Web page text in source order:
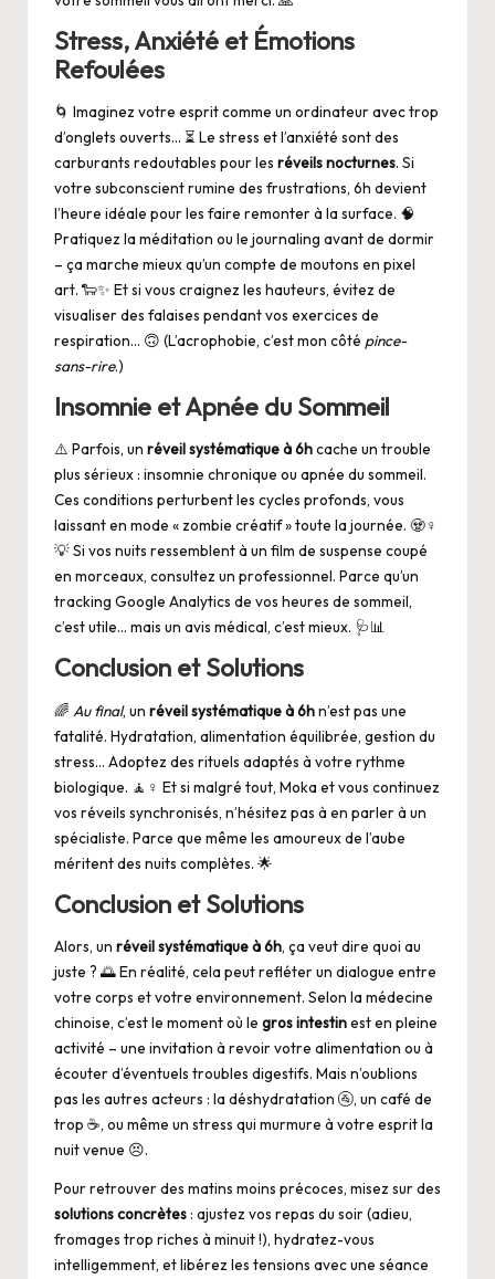
Stress, Anxiété et Émotions
Refoulées
🌀 Imaginez votre esprit comme un ordinateur avec trop
d’onglets ouverts… ⏳ Le stress et l’anxiété sont des
carburants redoutables pour les réveils nocturnes. Si
votre subconscient rumine des frustrations, 6h devient
l’heure idéale pour les faire remonter à la surface. 🧠
Pratiquez la méditation ou le journaling avant de dormir
– ça marche mieux qu’un compte de moutons en pixel
art. 🐑✨ Et si vous craignez les hauteurs, évitez de
visualiser des falaises pendant vos exercices de
respiration… 🙃 (L’acrophobie, c’est mon côté pince-
sans-rire.)
Insomnie et Apnée du Sommeil
⚠️ Parfois, un réveil systématique à 6hcache un trouble
plus sérieux : insomnie chronique ou apnée du sommeil.
Ces conditions perturbent les cycles profonds, vous
laissant en mode « zombie créatif » toute la journée. 🧟♀️
💡 Si vos nuits ressemblent à un film de suspense coupé
en morceaux, consultez un professionnel. Parce qu’un
tracking Google Analytics de vos heures de sommeil,
c’est utile… mais un avis médical, c’est mieux. 🩺📊
Conclusion et Solutions
🌈 Au final, un réveil systématique à 6hn’est pas une
fatalité. Hydratation, alimentation équilibrée, gestion du
stress… Adoptez des rituels adaptés à votre rythme
biologique. 🧘♀️ Et si malgré tout, Moka et vous continuez
vos réveils synchronisés, n’hésitez pas à en parler à un
spécialiste. Parce que même les amoureux de l’aube
méritent des nuits complètes. 🌟
Conclusion et Solutions
Alors, un réveil systématique à 6h, ça veut dire quoi au
juste ? 🌅 En réalité, cela peut refléter un dialogue entre
votre corps et votre environnement. Selon la médecine
chinoise, c’est le moment où le gros intestinest en pleine
activité – une invitation à revoir votre alimentation ou à
écouter d’éventuels troubles digestifs. Mais n’oublions
pas les autres acteurs : la déshydratation 🚰, un café de
trop ☕, ou même un stress qui murmure à votre esprit la
nuit venue 😣.
Pour retrouver des matins moins précoces, misez sur des
solutions concrètes: ajustez vos repas du soir (adieu,
fromages trop riches à minuit !), hydratez-vous
intelligemment, et libérez les tensions avec une séance